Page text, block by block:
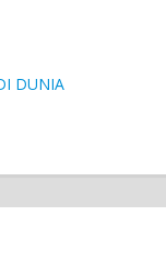
DUNIA